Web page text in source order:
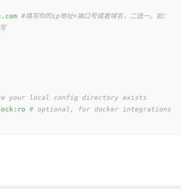
#填写你的ip地址+端口号或者域名，二选一。如：
your local config directory exists
# optional, for docker integrations